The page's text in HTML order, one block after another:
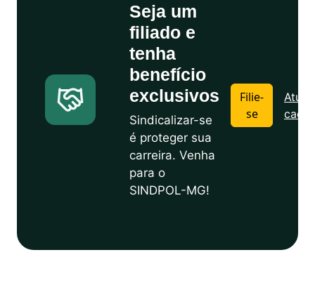
Seja um
filiado e
tenha
benefício
exclusivos
Sindicalizar-se
é proteger sua
carreira. Venha
para o
SINDPOL-MG!
Filie-
se